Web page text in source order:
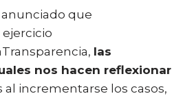
que
las
nos hacen reflexionar
al incrementarse los casos,